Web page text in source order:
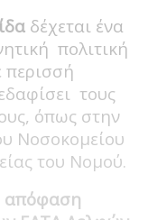
δέχεται ένα
πολιτική
περισσή
τους
όπως στην
Νοσοκομείου
του Νομού.
απόφαση